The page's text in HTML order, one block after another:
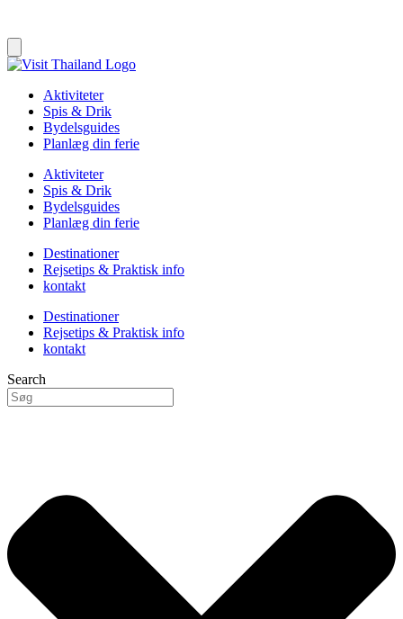
Aktiviteter
Spis & Drik
Bydelsguides
Planlæg din ferie
Aktiviteter
Spis & Drik
Bydelsguides
Planlæg din ferie
Destinationer
Rejsetips & Praktisk info
kontakt
Destinationer
Rejsetips & Praktisk info
kontakt
Search